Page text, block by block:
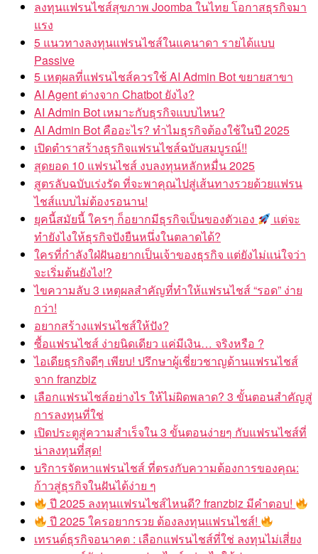
ลงทุนแฟรนไชส์สุขภาพ Joomba ในไทย โอกาสธุรกิจมา
แรง
5 แนวทางลงทุนแฟรนไชส์ในแคนาดา รายได้แบบ
Passive
5 เหตุผลที่แฟรนไชส์ควรใช้ AI Admin Bot ขยายสาขา
AI Agent ต่างจาก Chatbot ยังไง?
AI Admin Bot เหมาะกับธุรกิจแบบไหน?
AI Admin Bot คืออะไร? ทำไมธุรกิจต้องใช้ในปี 2025
เปิดตำราสร้างธุรกิจแฟรนไชส์ฉบับสมบูรณ์!!
สุดยอด 10 แฟรนไชส์ งบลงทุนหลักหมื่น 2025
สูตรลับฉบับเร่งรัด ที่จะพาคุณไปสู่เส้นทางรวยด้วยแฟรน
ไชส์แบบไม่ต้องรอนาน!
ยุคนี้สมัยนี้ ใครๆ ก็อยากมีธุรกิจเป็นของตัวเอง
แต่จะ
ทำยังไงให้ธุรกิจปังยืนหนึ่งในตลาดได้?
ใครที่กำลังใฝ่ฝันอยากเป็นเจ้าของธุรกิจ แต่ยังไม่แน่ใจว่า
จะเริ่มต้นยังไง!?
ไขความลับ 3 เหตุผลสำคัญที่ทำให้แฟรนไชส์ “รอด” ง่าย
กว่า!
อยากสร้างแฟรนไชส์ให้ปัง?
ซื้อแฟรนไชส์ ง่ายนิดเดียว แค่มีเงิน… จริงหรือ ?
ไอเดียธุรกิจดีๆ เพียบ! ปรึกษาผู้เชี่ยวชาญด้านแฟรนไชส์
จาก franzbiz
เลือกแฟรนไชส์อย่างไร ให้ไม่ผิดพลาด? 3 ขั้นตอนสำคัญสู่
การลงทุนที่ใช่
เปิดประตูสู่ความสำเร็จใน 3 ขั้นตอนง่ายๆ กับแฟรนไชส์ที่
น่าลงทุนที่สุด!
บริการจัดหาแฟรนไชส์ ที่ตรงกับความต้องการของคุณ:
ก้าวสู่ธุรกิจในฝันได้ง่าย ๆ
ปี 2025 ลงทุนแฟรนไชส์ไหนดี? franzbiz มีคำตอบ!
ปี 2025 ใครอยากรวย ต้องลงทุนแฟรนไชส์!
เทรนด์ธุรกิจอนาคต : เลือกแฟรนไชส์ที่ใช่ ลงทุนไม่เสี่ยง